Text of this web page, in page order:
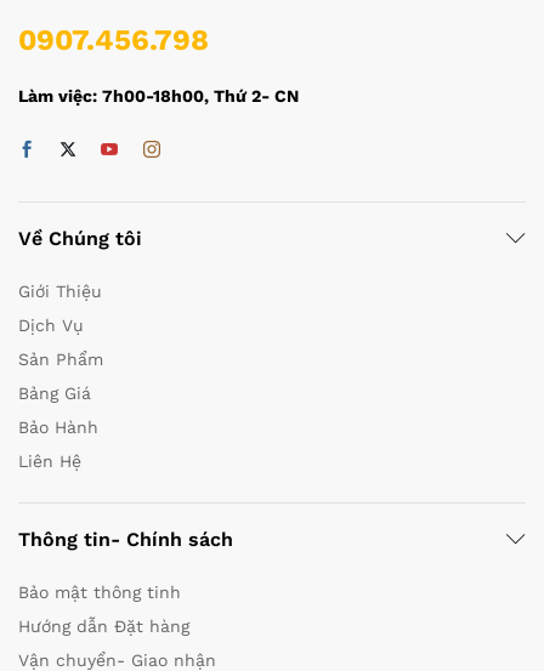
0907.456.798
Làm việc: 7h00-18h00, Thứ 2- CN
Về Chúng tôi
Giới Thiệu
Dịch Vụ
Sản Phẩm
Bảng Giá
Bảo Hành
Liên Hệ
Thông tin- Chính sách
Bảo mật thông tinh
Hướng dẫn Đặt hàng
Vận chuyển- Giao nhận